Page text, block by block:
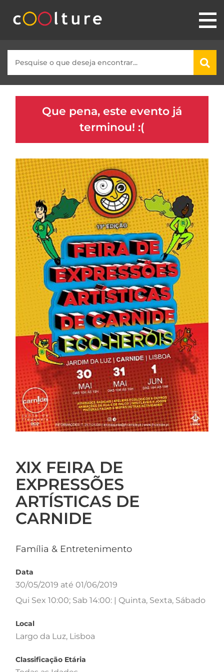
Que pena, este evento já
terminou! :(
XIX FEIRA DE
EXPRESSÕES
ARTÍSTICAS DE
CARNIDE
Família & Entretenimento
Data
30/05/2019 até 01/06/2019
Qui Sex 10:00; Sab 14:00: | Quinta, Sexta, Sábado
Local
Largo da Luz, Lisboa
Classificação Etária